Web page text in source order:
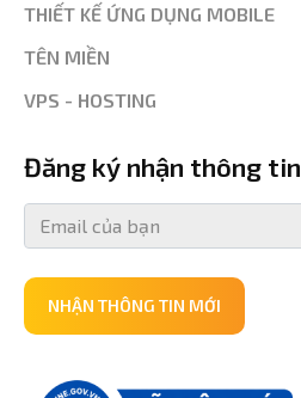
THIẾT KẾ ỨNG DỤNG MOBILE
TÊN MIỀN
VPS - HOSTING
Đăng ký nhận thông tin
NHẬN THÔNG TIN MỚI